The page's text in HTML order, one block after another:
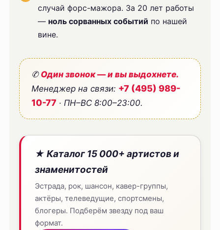
случай форс-мажора. За 20 лет работы
— ноль сорванных событий по нашей
вине.
✆ Один звонок — и вы выдохнете.
Менеджер на связи: +7 (495) 989-
10-77 · ПН–ВС 8:00–23:00.
★ Каталог 15 000+ артистов и
знаменитостей
Эстрада, рок, шансон, кавер-группы,
актёры, телеведущие, спортсмены,
блогеры. Подберём звезду под ваш
формат.